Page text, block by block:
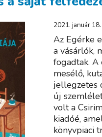
2021. január
Az Egérke
a vásárlók,
fogadtak. A
mesélő,
jellegzetes
új
volt a
kiadóé,
könyvpiaci